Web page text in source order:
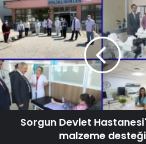
Sorgun Devlet
malzeme desteği